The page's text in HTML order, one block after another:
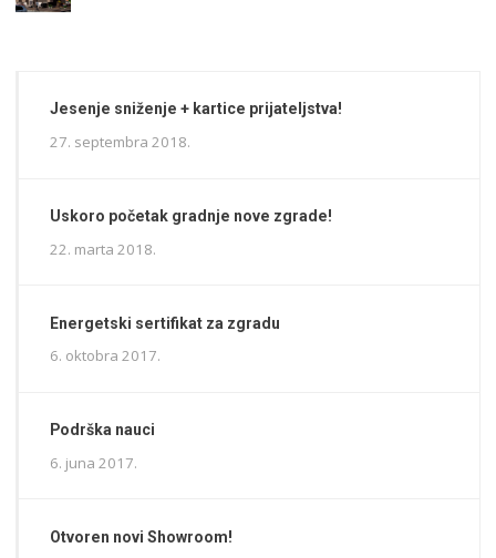
Jesenje sniženje + kartice prijateljstva!
27. septembra 2018.
Uskoro početak gradnje nove zgrade!
22. marta 2018.
Energetski sertifikat za zgradu
6. oktobra 2017.
Podrška nauci
6. juna 2017.
Otvoren novi Showroom!